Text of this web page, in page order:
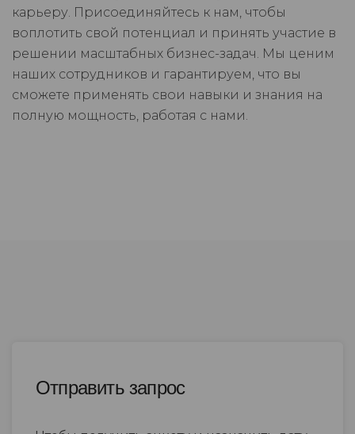
карьеру. Присоединяйтесь к нам, чтобы
воплотить свой потенциал и принять участие в
решении масштабных бизнес-задач. Мы ценим
наших сотрудников и гарантируем, что вы
сможете применять свои навыки и знания на
полную мощность, работая с нами.
Отправить запрос